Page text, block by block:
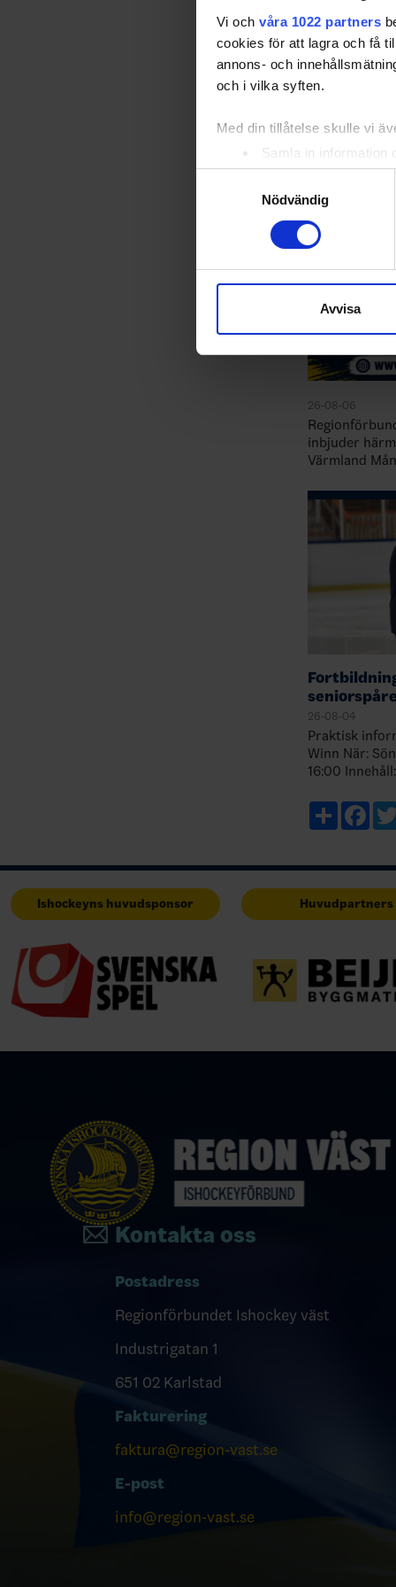
Vi och våra 1022 partners
cookies för att lagra och få
annons- och
och i vilka syften.
Med din tillåtelse skulle vi
Samla in information
Identifiera din enhet
Ta reda på mer om hur
eller dra tillbaka ditt
sociala medier och
till de sociala medier och
Nödvändig
Avvisa
MV2
BU1
JS1
26-08-06
inbjuder
Värmland
Örebro/
Idrottens…
26-08-04
Praktisk information: Var:
Winn När: Söndag 18 oktober klockan 10:00-
16:00 Innehåll: Skill acquisition och
Share
Ishockeyns huvudsponsor Huvudpartners
Kontakta oss
Postadress
Regionförbundet Ishockey väst
Industrigatan 1
651 02 Karlstad
Fakturering
faktura@region-vast.se
E-post
info@region-vast.se